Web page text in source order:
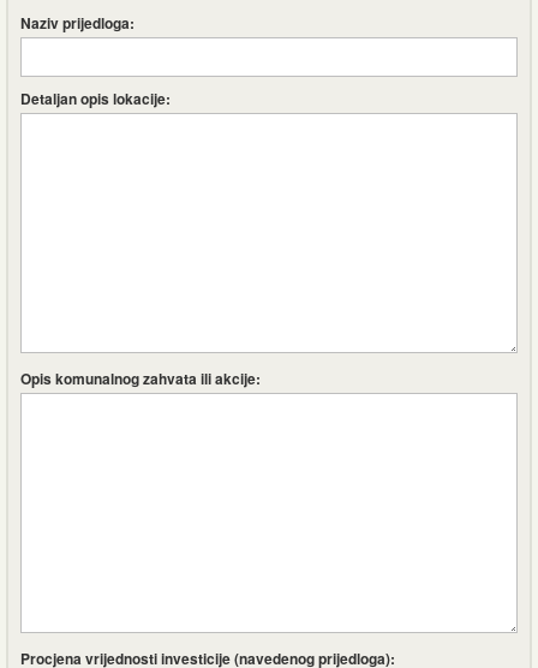
Naziv prijedloga:
Detaljan opis lokacije:
Opis komunalnog zahvata ili akcije:
Procjena vrijednosti investicije (navedenog prijedloga):